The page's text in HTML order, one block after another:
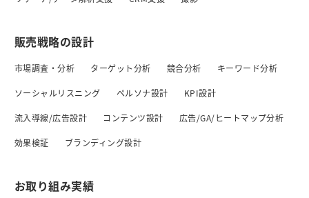
販売戦略の設計
市場調査・分析 ターゲット分析 競合分析 キーワード分析
ソーシャルリスニング ペルソナ設計 KPI設計
流入導線/広告設計 コンテンツ設計 広告/GA/ヒートマップ分析
効果検証 ブランディング設計
お取り組み実績